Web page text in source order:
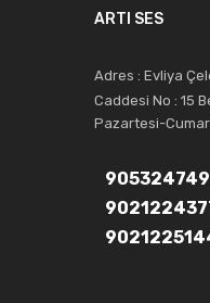
ARTI SES
Adres : Evliya
Caddesi No : 15
Pazartesi-